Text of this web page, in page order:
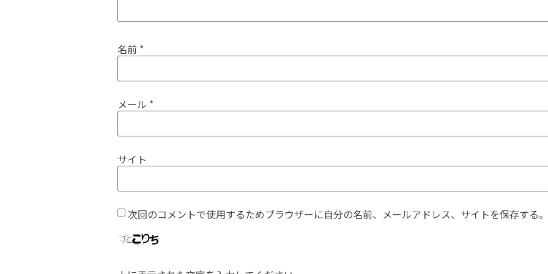
名前 *
メール *
サイト
次回のコメントで使用するためブラウザーに自分の名前、メールアドレス、サイトを保存する。